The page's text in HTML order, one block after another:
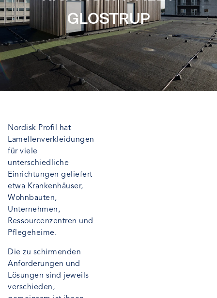
GLOSTRUP
Nordisk Profil hat
Lamellenverkleidungen
für viele
unterschiedliche
Einrichtungen geliefert
etwa Krankenhäuser,
Wohnbauten,
Unternehmen,
Ressourcenzentren und
Pflegeheime.
Die zu schirmenden
Anforderungen und
Lösungen sind jeweils
verschieden,